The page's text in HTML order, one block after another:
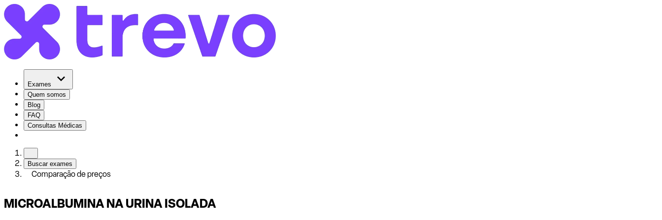
Exames
Quem somos
Blog
FAQ
Consultas Médicas
Buscar exames
Comparação de preços
MICROALBUMINA NA URINA ISOLADA